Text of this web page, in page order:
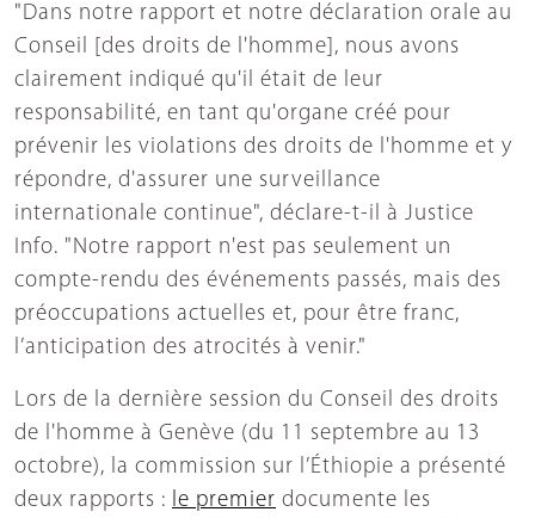
"Dans notre rapport et notre déclaration orale au
Conseil [des droits de l'homme], nous avons
clairement indiqué qu'il était de leur
responsabilité, en tant qu'organe créé pour
prévenir les violations des droits de l'homme et y
répondre, d'assurer une surveillance
internationale continue", déclare-t-il à Justice
Info. "Notre rapport n'est pas seulement un
compte-rendu des événements passés, mais des
préoccupations actuelles et, pour être franc,
l’anticipation des atrocités à venir."
Lors de la dernière session du Conseil des droits
de l'homme à Genève (du 11 septembre au 13
octobre), la commission sur l’Éthiopie a présenté
deux rapports : le premier documente les